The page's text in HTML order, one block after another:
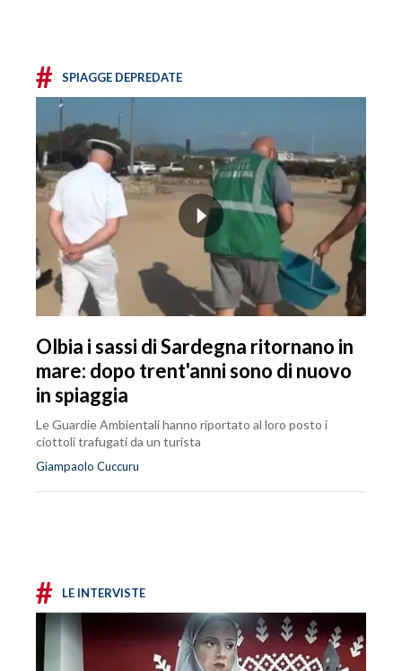
# SPIAGGE DEPREDATE
Olbia i sassi di Sardegna ritornano in
mare: dopo trent'anni sono di nuovo
in spiaggia
Le Guardie Ambientali hanno riportato al loro posto i
ciottoli trafugati da un turista
Giampaolo Cuccuru
# LE INTERVISTE